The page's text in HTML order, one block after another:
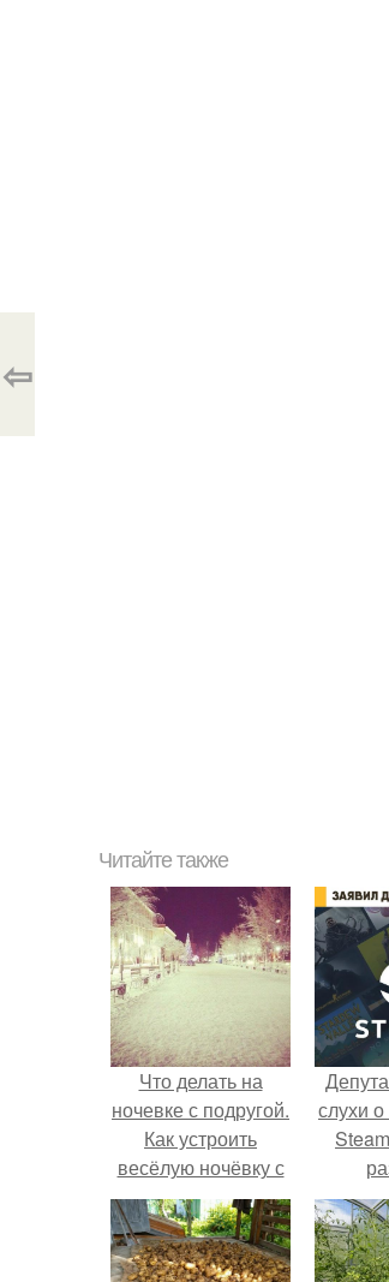
⇦
Читайте также
Что делать на
ночевке с подругой.
Как устроить
весёлую ночёвку с
подружками
слухи